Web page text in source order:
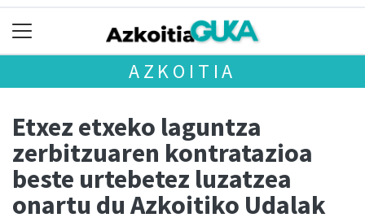
AZKOITIA
Etxez etxeko laguntza
zerbitzuaren kontratazioa
beste urtebetez luzatzea
onartu du Azkoitiko Udalak